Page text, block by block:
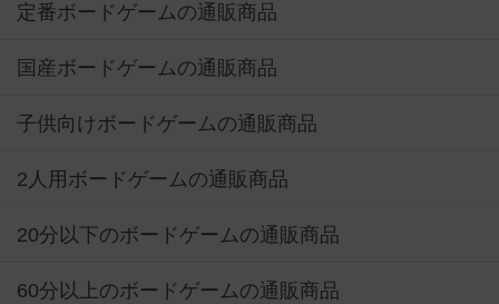
定番ボードゲームの通販商品
国産ボードゲームの通販商品
子供向けボードゲームの通販商品
2人用ボードゲームの通販商品
20分以下のボードゲームの通販商品
60分以上のボードゲームの通販商品